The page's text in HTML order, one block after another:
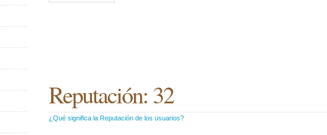
Reputación: 32
¿Qué significa la Reputación de los usuarios?